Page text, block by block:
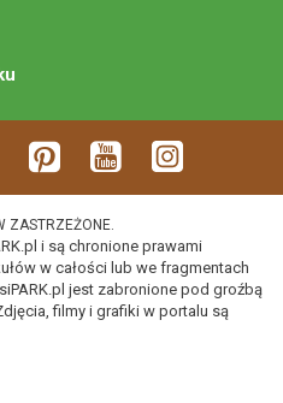
ZASTRZEŻONE.
i są chronione prawami
w całości lub we fragmentach
jest zabronione pod groźbą
filmy i grafiki w portalu są